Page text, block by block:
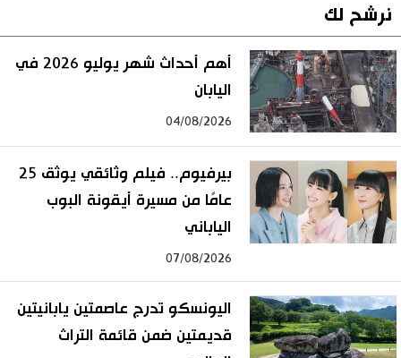
نرشح لك
أهم أحداث شهر يوليو 2026 في
اليابان
04/08/2026
بيرفيوم.. فيلم وثائقي يوثق 25
عامًا من مسيرة أيقونة البوب
الياباني
07/08/2026
اليونسكو تدرج عاصمتين يابانيتين
قديمتين ضمن قائمة التراث